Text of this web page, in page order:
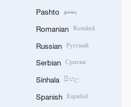
Pashto پښتو
Romanian Română
Russian Русский
Serbian Српски
Sinhala සිංහල
Spanish Español